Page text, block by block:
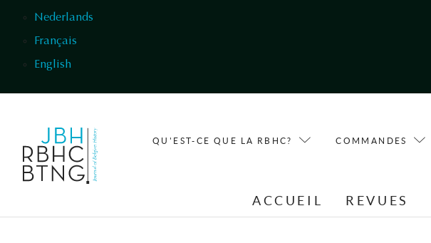
Nederlands
Français
English
QU'EST-CE QUE LA RBHC? COMMANDES
ACCUEIL REVUES